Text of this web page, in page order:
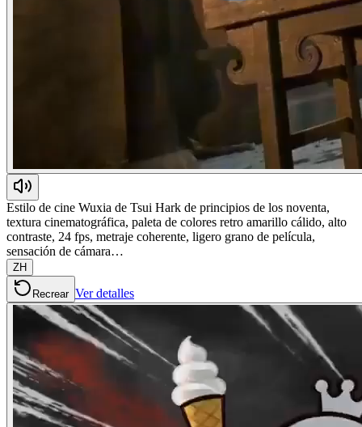
Estilo de cine Wuxia de Tsui Hark de principios de los noventa,
textura cinematográfica, paleta de colores retro amarillo cálido, alto
contraste, 24 fps, metraje coherente, ligero grano de película,
sensación de cámara…
ZH
Recrear Ver detalles